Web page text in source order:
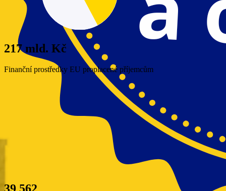
217 mld. Kč
Finanční prostředky EU proplacené příjemcům
39 562